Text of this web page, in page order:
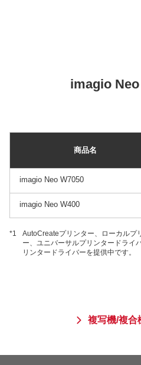
imagio
商品名
imagio Neo W7050
imagio Neo W400
*1
AutoCreateプリンター、ローカルプ
ー、ユニバーサルプリンタードライ
リンタードライバーを提供中です。
複写機/複合